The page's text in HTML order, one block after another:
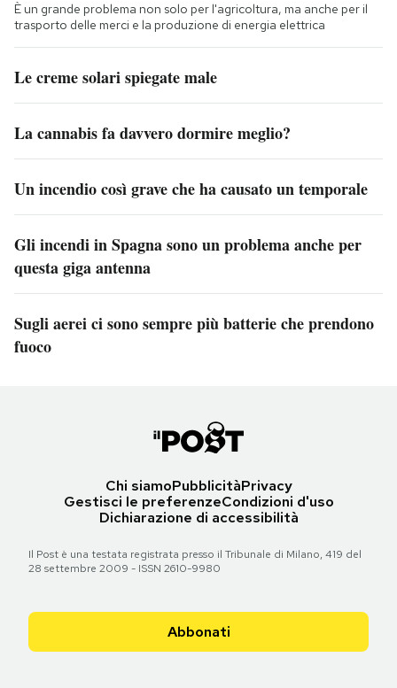
È un grande problema non solo per l'agricoltura, ma anche per il
trasporto delle merci e la produzione di energia elettrica
Le creme solari spiegate male
La cannabis fa davvero dormire meglio?
Un incendio così grave che ha causato un temporale
Gli incendi in Spagna sono un problema anche per
questa giga antenna
Sugli aerei ci sono sempre più batterie che prendono
fuoco
Chi siamoPubblicitàPrivacy
Gestisci le preferenzeCondizioni d'uso
Dichiarazione di accessibilità
Il Post è una testata registrata presso il Tribunale di Milano, 419 del
28 settembre 2009 - ISSN 2610-9980
Abbonati